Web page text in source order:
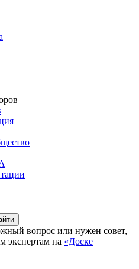
вопрос или нужен совет,
экспертам на «Доске